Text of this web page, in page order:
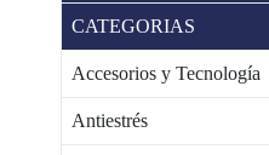
CATEGORIAS
Accesorios y Tecnología
Antiestrés